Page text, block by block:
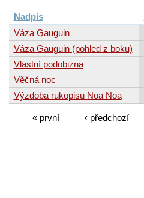
Nadpis
Váza Gauguin
Váza Gauguin (pohled z boku)
Vlastní podobizna
Věčná noc
Výzdoba rukopisu Noa Noa
« první ‹ předchozí